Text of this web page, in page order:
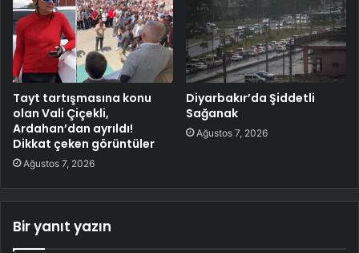
Tayt tartışmasına konu
olan Vali Çiçekli,
Ardahan’dan ayrıldı!
Dikkat çeken görüntüler
Ağustos 7, 2026
Diyarbakır’da Şiddetli
Sağanak
Ağustos 7, 2026
Bir yanıt yazın